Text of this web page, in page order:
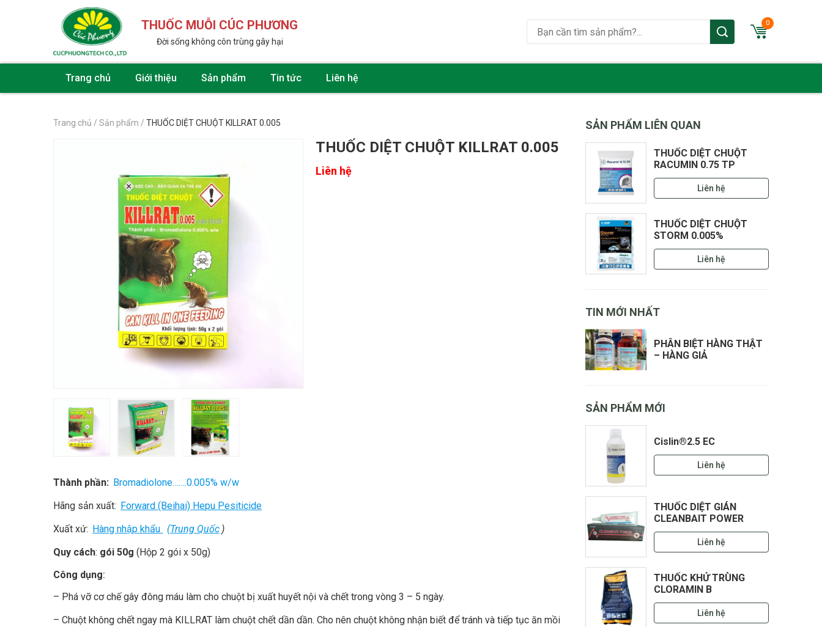
THUỐC MUỖI CÚC PHƯƠNG
Đời sống không côn trùng gây hại
0
Trang chủ Giới thiệu Sản phẩm Tin tức Liên hệ
Trang chủ / Sản phẩm / THUỐC DIỆT CHUỘT KILLRAT 0.005
THUỐC DIỆT CHUỘT KILLRAT 0.005
Liên hệ
Thành phần: Bromadiolone…….0.005% w/w
Hãng sản xuất: Forward (Beihai) Hepu Pesiticide
Xuất xứ: Hàng nhập khẩu (Trung Quốc )
Quy cách: gói 50g (Hộp 2 gói x 50g)
Công dụng:
– Phá vỡ cơ chế gây đông máu làm cho chuột bị xuất huyết nội và chết trong vòng 3 – 5 ngày.
– Chuột không chết ngay mà KILLRAT làm chuột chết dần dần. Cho nên chuột không nhận biết để tránh và tiếp tục ăn mồi
SẢN PHẨM LIÊN QUAN
THUỐC DIỆT CHUỘT
RACUMIN 0.75 TP
Liên hệ
THUỐC DIỆT CHUỘT
STORM 0.005%
Liên hệ
TIN MỚI NHẤT
PHÂN BIỆT HÀNG THẬT
– HÀNG GIẢ
SẢN PHẨM MỚI
Cislin®2.5 EC
Liên hệ
THUỐC DIỆT GIÁN
CLEANBAIT POWER
Liên hệ
THUỐC KHỬ TRÙNG
CLORAMIN B
Liên hệ